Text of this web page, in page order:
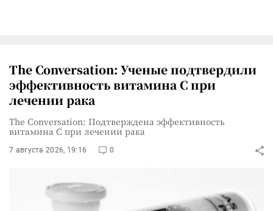
The Conversation: Ученые подтвердили
эффективность витамина C при
лечении рака
The Conversation: Подтверждена эффективность
витамина C при лечении рака
7 августа 2026, 19:16 0